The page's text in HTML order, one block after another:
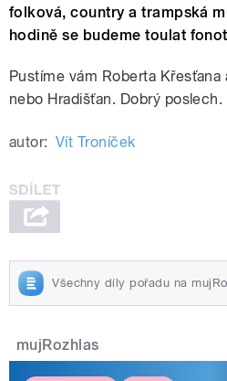
folková, country a trampská
hodině se budeme toulat
Pustíme vám Roberta Křesťana
nebo Hradišťan. Dobrý poslech.
autor: Vít Troníček
Všechny díly pořadu na
mujRozhlas